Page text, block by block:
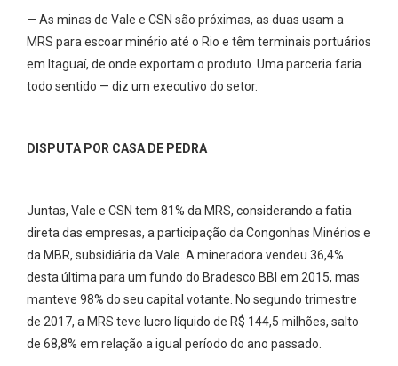
— As minas de Vale e CSN são próximas, as duas usam a
MRS para escoar minério até o Rio e têm terminais portuários
em Itaguaí, de onde exportam o produto. Uma parceria faria
todo sentido — diz um executivo do setor.
DISPUTA POR CASA DE PEDRA
Juntas, Vale e CSN tem 81% da MRS, considerando a fatia
direta das empresas, a participação da Congonhas Minérios e
da MBR, subsidiária da Vale. A mineradora vendeu 36,4%
desta última para um fundo do Bradesco BBI em 2015, mas
manteve 98% do seu capital votante. No segundo trimestre
de 2017, a MRS teve lucro líquido de R$ 144,5 milhões, salto
de 68,8% em relação a igual período do ano passado.